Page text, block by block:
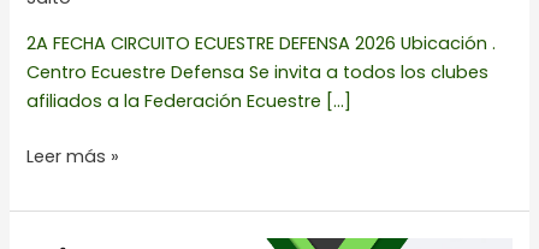
2A FECHA CIRCUITO ECUESTRE DEFENSA 2026 Ubicación .
Centro Ecuestre Defensa Se invita a todos los clubes
afiliados a la Federación Ecuestre […]
Leer más »